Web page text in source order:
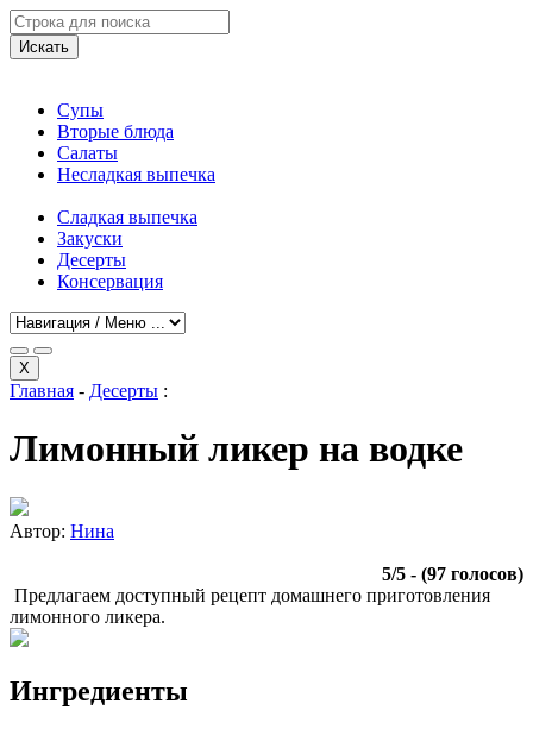
Искать
Супы
Вторые блюда
Салаты
Несладкая выпечка
Сладкая выпечка
Закуски
Десерты
Консервация
X
Главная - Десерты :
Лимонный ликер на водке
Автор: Нина
5/5 - (97 голосов)
Предлагаем доступный рецепт домашнего приготовления
лимонного ликера.
Ингредиенты